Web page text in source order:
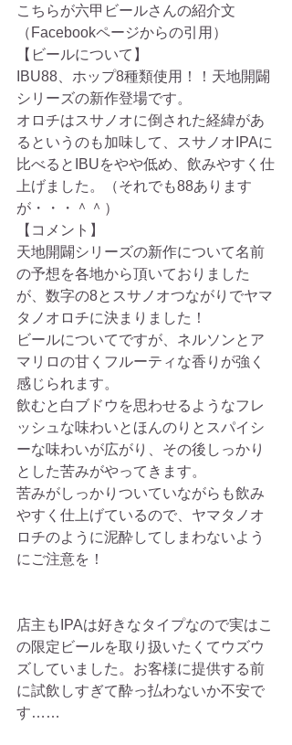
こちらが六甲ビールさんの紹介文
（Facebookページからの引用）
【ビールについて】
IBU88、ホップ8種類使用！！天地開闢
シリーズの新作登場です。
オロチはスサノオに倒された経緯があ
るというのも加味して、スサノオIPAに
比べるとIBUをやや低め、飲みやすく仕
上げました。（それでも88あります
が・・・＾＾）
【コメント】
天地開闢シリーズの新作について名前
の予想を各地から頂いておりました
が、数字の8とスサノオつながりでヤマ
タノオロチに決まりました！
ビールについてですが、ネルソンとア
マリロの甘くフルーティな香りが強く
感じられます。
飲むと白ブドウを思わせるようなフレ
ッシュな味わいとほんのりとスパイシ
ーな味わいが広がり、その後しっかり
とした苦みがやってきます。
苦みがしっかりついていながらも飲み
やすく仕上げているので、ヤマタノオ
ロチのように泥酔してしまわないよう
にご注意を！
店主もIPAは好きなタイプなので実はこ
の限定ビールを取り扱いたくてウズウ
ズしていました。お客様に提供する前
に試飲しすぎて酔っ払わないか不安で
す……